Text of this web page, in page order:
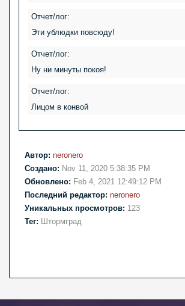
Отчет/лог:
Эти ублюдки повсюду!
Отчет/лог:
Ну ни минуты покоя!
Отчет/лог:
Лицом в конвой
Автор: neronero
Создано: Nov 11, 2020 5:38:35 PM
Обновлено: Feb 4, 2021 12:49:12 PM
Последний редактор: neronero
Уникальных просмотров: 123
Тег: Штормград